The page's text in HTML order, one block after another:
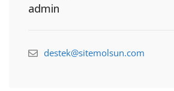
admin
destek@sitemolsun.com